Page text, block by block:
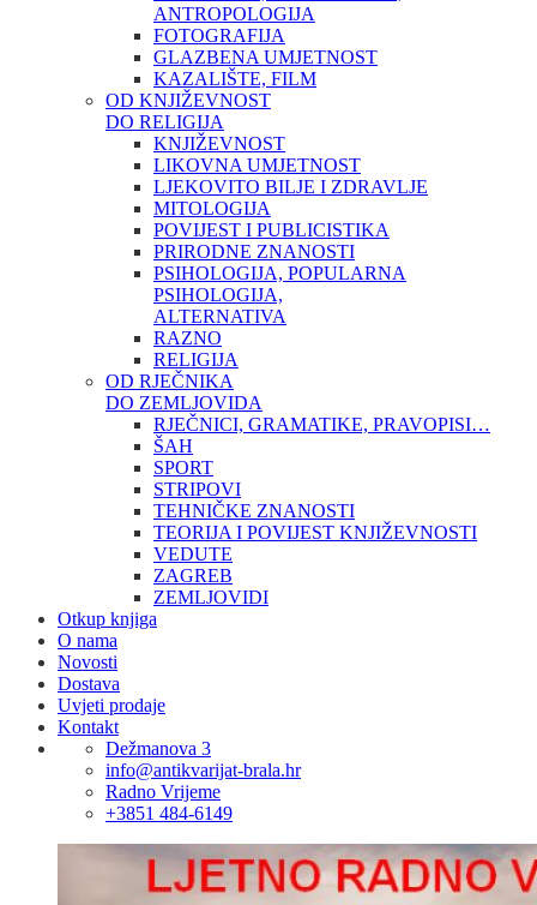
ANTROPOLOGIJA
FOTOGRAFIJA
GLAZBENA UMJETNOST
KAZALIŠTE, FILM
OD KNJIŽEVNOST
DO RELIGIJA
KNJIŽEVNOST
LIKOVNA UMJETNOST
LJEKOVITO BILJE I ZDRAVLJE
MITOLOGIJA
POVIJEST I PUBLICISTIKA
PRIRODNE ZNANOSTI
PSIHOLOGIJA, POPULARNA
PSIHOLOGIJA,
ALTERNATIVA
RAZNO
RELIGIJA
OD RJEČNIKA
DO ZEMLJOVIDA
RJEČNICI, GRAMATIKE, PRAVOPISI…
ŠAH
SPORT
STRIPOVI
TEHNIČKE ZNANOSTI
TEORIJA I POVIJEST KNJIŽEVNOSTI
VEDUTE
ZAGREB
ZEMLJOVIDI
Otkup knjiga
O nama
Novosti
Dostava
Uvjeti prodaje
Kontakt
Dežmanova 3
info@antikvarijat-brala.hr
Radno Vrijeme
+3851 484-6149